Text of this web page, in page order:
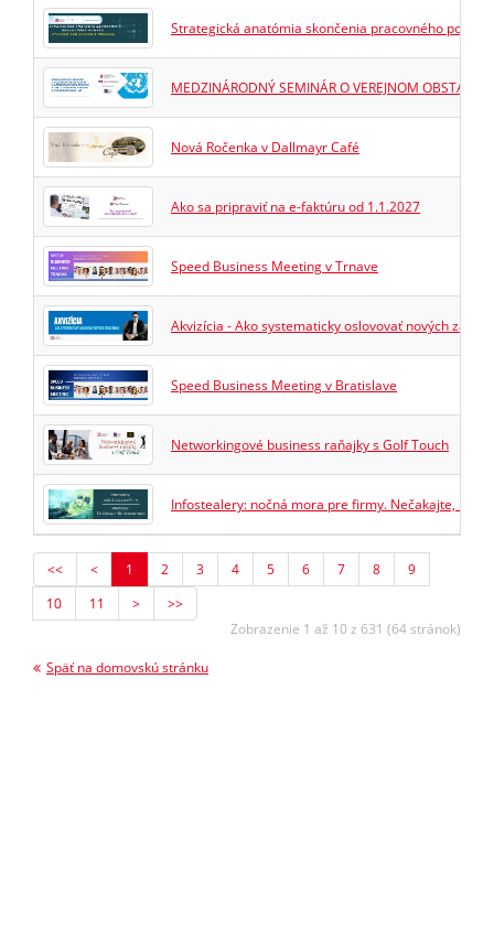
Strategická anatómia skončenia pracovného
MEDZINÁRODNÝ SEMINÁR O VEREJNOM
Nová Ročenka v Dallmayr Café
Ako sa pripraviť na e-faktúru od 1.1.2027
Speed Business Meeting v Trnave
Akvizícia - Ako systematicky oslovovať nových
Speed Business Meeting v Bratislave
Networkingové business raňajky s Golf Touch
Infostealery: nočná mora pre firmy. Nečakajte, kým
<< < 1 2 3 4 5 6 7 8
9
10
11 >
>>
Zobrazenie 1 až 10 z 631 (64 stránok)
Späť na domovskú stránku